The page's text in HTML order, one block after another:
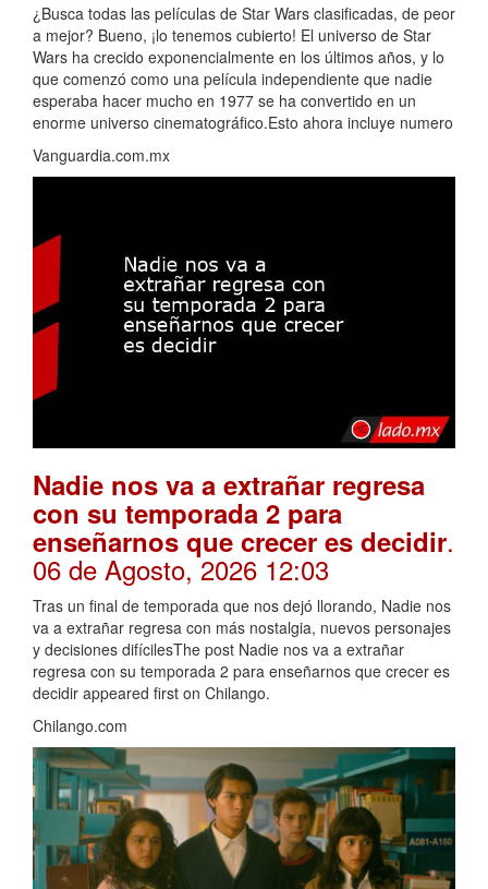
¿Busca todas las películas de Star Wars clasificadas, de peor
a mejor? Bueno, ¡lo tenemos cubierto! El universo de Star
Wars ha crecido exponencialmente en los últimos años, y lo
que comenzó como una película independiente que nadie
esperaba hacer mucho en 1977 se ha convertido en un
enorme universo cinematográfico.Esto ahora incluye numero
Vanguardia.com.mx
Nadie nos va a extrañar regresa
con su temporada 2 para
enseñarnos que crecer es decidir.
06 de Agosto, 2026 12:03
Tras un final de temporada que nos dejó llorando, Nadie nos
va a extrañar regresa con más nostalgia, nuevos personajes
y decisiones difícilesThe post Nadie nos va a extrañar
regresa con su temporada 2 para enseñarnos que crecer es
decidir appeared first on Chilango.
Chilango.com